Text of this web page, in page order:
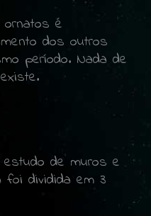
é
dos outros
período. Nada de
de muros e
foi dividida em 3